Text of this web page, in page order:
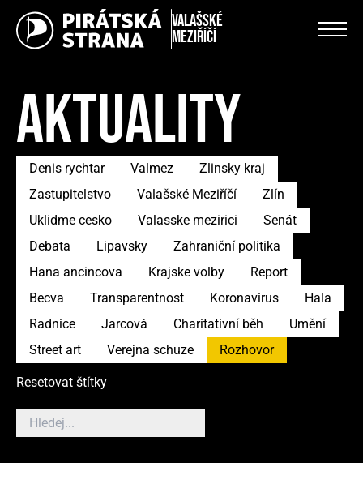
Valašské
Meziříčí
AKTUALITY
Denis rychtar Valmez
Zlinsky kraj
Zastupitelstvo
Valašské Meziříčí
Zlín
Uklidme cesko
Valasske mezirici
Senát
Debata
Lipavsky
Zahraniční politika
Hana ancincova
Krajske volby
Report
Becva
Transparentnost Koronavirus
Hala
Radnice
Jarcová Charitativní běh
Umění
Street art
Verejna schuze Rozhovor
Resetovat štítky